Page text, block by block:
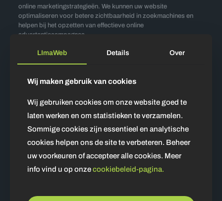
online marketingstrategieën. We kunnen uw website
optimaliseren voor betere zichtbaarheid in zoekmachines en
helpen bij het opzetten van effectieve online
advertentiecampagnes.
Klantenservice
support. We werken nauw samen met onze klanten om ervoor
Betrouwbaarheid en Betrokkenheid
succes van uw bedrijf. We zijn betrokken bij elke fase van het
ontwikkelingsproces en zorgen ervoor dat u tevreden bent met
Kortom, uw bedrijf heeft een website nodig om te groeien en te
toewijding aan klantenservice.
LImaWeb Details Over
Wij maken gebruik van cookies
Wij gebruiken cookies om onze website goed te
laten werken en om statistieken te verzamelen.
Sommige cookies zijn essentieel en analytische
cookies helpen ons de site te verbeteren. Beheer
uw voorkeuren of accepteer alle cookies. Meer
info vind u op onzecookiebeleid-pagina.